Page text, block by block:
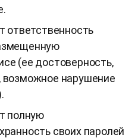
ответственность
(ее достоверность,
возможное нарушение
полную
своих паролей